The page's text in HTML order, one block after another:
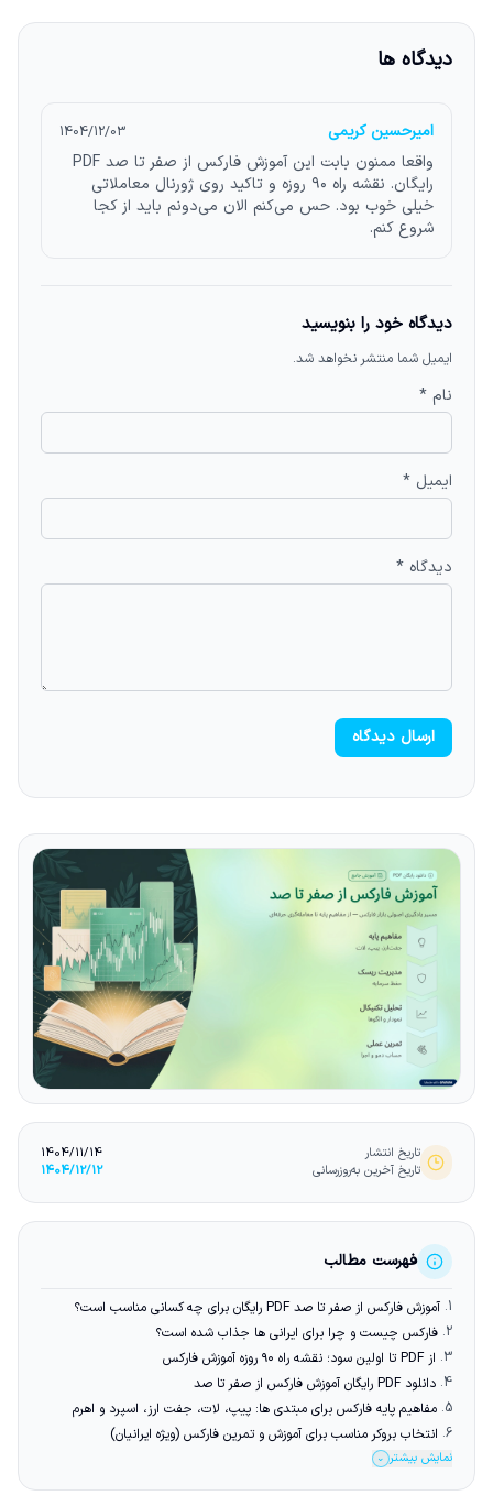
دیدگاه ها
امیرحسین کریمی 1404/12/03
واقعا ممنون بابت این آموزش فارکس از صفر تا صد PDF
رایگان. نقشه راه ۹۰ روزه و تاکید روی ژورنال معاملاتی
خیلی خوب بود. حس می‌کنم الان می‌دونم باید از کجا
شروع کنم.
دیدگاه خود را بنویسید
ایمیل شما منتشر نخواهد شد.
نام *
ایمیل *
دیدگاه *
ارسال دیدگاه
تاریخ انتشار
1404/11/14
تاریخ آخرین به‌روزرسانی
1404/12/12
فهرست مطالب
1. آموزش فارکس از صفر تا صد PDF رایگان برای چه کسانی مناسب است؟
2. فارکس چیست و چرا برای ایرانی ها جذاب شده است؟
3. از PDF تا اولین سود؛ نقشه راه ۹۰ روزه آموزش فارکس
4. دانلود PDF رایگان آموزش فارکس از صفر تا صد
5. مفاهیم پایه فارکس برای مبتدی ها: پیپ، لات، جفت ارز، اسپرد و اهرم
6. انتخاب بروکر مناسب برای آموزش و تمرین فارکس (ویژه ایرانیان)
نمایش بیشتر ⌄